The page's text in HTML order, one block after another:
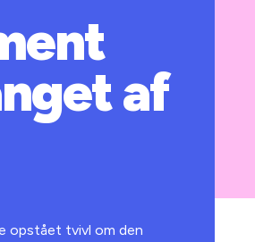
af
opstået tvivl om den